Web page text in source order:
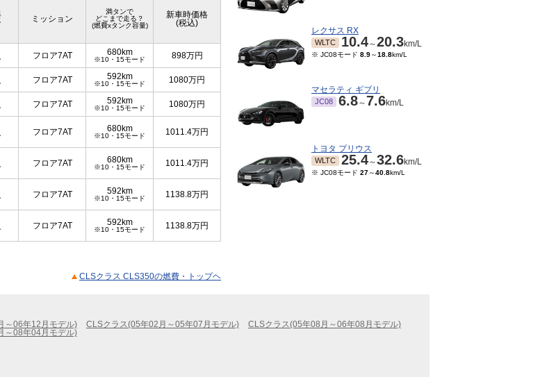
ミッション
満タンで
どこまで走る？
(燃費xタンク容量)
新車時価格
(税込)
フロア7AT 680km
※10・15モード 898万円
フロア7AT 592km
※10・15モード 1080万円
フロア7AT 592km
※10・15モード 1080万円
フロア7AT 680km
※10・15モード 1011.4万円
フロア7AT 680km
※10・15モード 1011.4万円
フロア7AT 592km
※10・15モード 1138.8万円
フロア7AT 592km
※10・15モード 1138.8万円
CLSクラス CLS350の燃費・トップヘ
レクサス RX
WLTC 10.4～20.3km/L
※ JC08モード 8.9～18.8km/L
マセラティ ギブリ
JC08 6.8～7.6km/L
トヨタ プリウス
WLTC 25.4～32.6km/L
※ JC08モード 27～40.8km/L
～06年12月モデル) CLSクラス(05年02月～05年07月モデル)
CLSクラス(05年08月～06年08月モデル)
～08年04月モデル)